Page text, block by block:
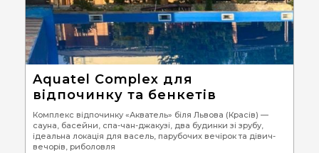
Aquatel Complex для
відпочинку та бенкетів
Комплекс відпочинку «Акватель» біля Львова (Красів) —
сауна, басейни, спа-чан-джакузі, два будинки зі зрубу,
ідеальна локація для васель, парубочих вечірок та дівич-
вечорів, риболовля